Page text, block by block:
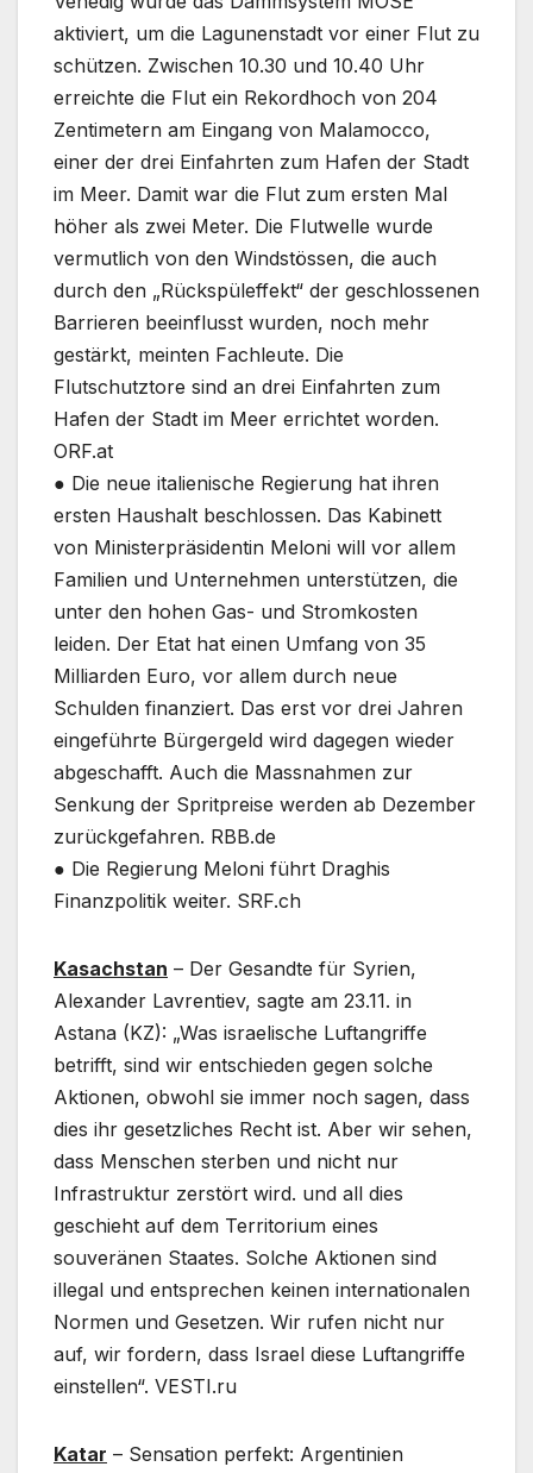
aktiviert, um die Lagunenstadt vor einer Flut zu
schützen. Zwischen 10.30 und 10.40 Uhr
erreichte die Flut ein Rekordhoch von 204
Zentimetern am Eingang von Malamocco,
einer der drei Einfahrten zum Hafen der Stadt
im Meer. Damit war die Flut zum ersten Mal
höher als zwei Meter. Die Flutwelle wurde
vermutlich von den Windstössen, die auch
durch den „Rückspüleffekt“ der geschlossenen
Barrieren beeinflusst wurden, noch mehr
gestärkt, meinten Fachleute. Die
Flutschutztore sind an drei Einfahrten zum
Hafen der Stadt im Meer errichtet worden.
ORF.at
● Die neue italienische Regierung hat ihren
ersten Haushalt beschlossen. Das Kabinett
von Ministerpräsidentin Meloni will vor allem
Familien und Unternehmen unterstützen, die
unter den hohen Gas- und Stromkosten
leiden. Der Etat hat einen Umfang von 35
Milliarden Euro, vor allem durch neue
Schulden finanziert. Das erst vor drei Jahren
eingeführte Bürgergeld wird dagegen wieder
abgeschafft. Auch die Massnahmen zur
Senkung der Spritpreise werden ab Dezember
zurückgefahren. RBB.de
● Die Regierung Meloni führt Draghis
Finanzpolitik weiter. SRF.ch
Kasachstan – Der Gesandte für Syrien,
Alexander Lavrentiev, sagte am 23.11. in
Astana (KZ): „Was israelische Luftangriffe
betrifft, sind wir entschieden gegen solche
Aktionen, obwohl sie immer noch sagen, dass
dies ihr gesetzliches Recht ist. Aber wir sehen,
dass Menschen sterben und nicht nur
Infrastruktur zerstört wird. und all dies
geschieht auf dem Territorium eines
souveränen Staates. Solche Aktionen sind
illegal und entsprechen keinen internationalen
Normen und Gesetzen. Wir rufen nicht nur
auf, wir fordern, dass Israel diese Luftangriffe
einstellen“. VESTI.ru
Katar – Sensation perfekt: Argentinien